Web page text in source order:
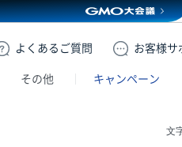
よくある ご質問 お客様サ
その他 キャンペーン
文